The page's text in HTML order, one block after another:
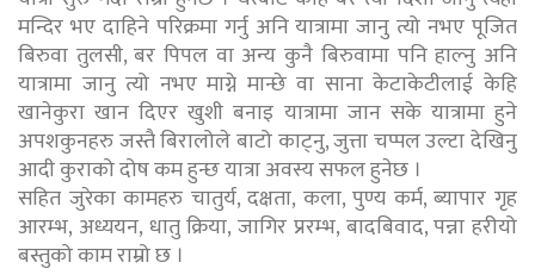
मन्दिर भए दाहिने परिक्रमा गर्नु अनि यात्रामा जानु त्यो नभए पूजित
बिरुवा तुलसी, बर पिपल वा अन्य कुनै बिरुवामा पनि हाल्नु अनि
यात्रामा जानु त्यो नभए माग्ने मान्छे वा साना केटाकेटीलाई केहि
खानेकुरा खान दिएर खुशी बनाइ यात्रामा जान सके यात्रामा हुने
अपशकुनहरु जस्तै बिरालोले बाटो काट्नु, जुत्ता चप्पल उल्टा देखिनु
आदी कुराको दोष कम हुन्छ यात्रा अवस्य सफल हुनेछ ।
सहित जुरेका कामहरु चातुर्य, दक्षता, कला, पुण्य कर्म, ब्यापार गृह
आरम्भ, अध्ययन, धातु क्रिया, जागिर प्ररम्भ, बादबिवाद, पन्ना हरीयो
बस्तुको काम राम्रो छ ।